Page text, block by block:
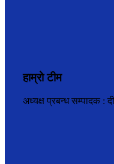
हाम्रो टीम
अध्यक्ष प्रबन्ध सम्पादक :